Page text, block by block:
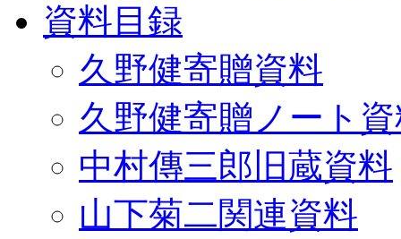
資料目録
久野健寄贈資料
久野健寄贈ノート
中村傳三郎旧蔵資料
山下菊二関連資料